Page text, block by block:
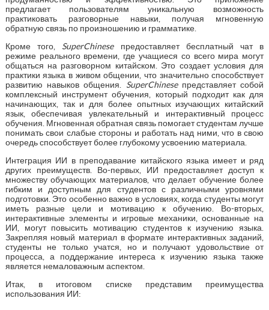
предлагает пользователям уникальную возможность
практиковать разговорные навыки, получая мгновенную
обратную связь по произношению и грамматике.
Кроме того, SuperChineseпредоставляет бесплатный чат в
режиме реального времени, где учащиеся со всего мира могут
общаться на разговорном китайском. Это создает условия для
практики языка в живом общении, что значительно способствует
развитию навыков общения. SuperChineseпредставляет собой
комплексный инструмент обучения, который подходит как для
начинающих, так и для более опытных изучающих китайский
язык, обеспечивая увлекательный и интерактивный процесс
обучения. Мгновенная обратная связь помогает студентам лучше
понимать свои слабые стороны и работать над ними, что в свою
очередь способствует более глубокому усвоению материала.
Интеграция ИИ в преподавание китайского языка имеет и ряд
других преимуществ. Во-первых, ИИ предоставляет доступ к
множеству обучающих материалов, что делает обучение более
гибким и доступным для студентов с различными уровнями
подготовки. Это особенно важно в условиях, когда студенты могут
иметь разные цели и мотивацию к обучению. Во-вторых,
интерактивные элементы и игровые механики, основанные на
ИИ, могут повысить мотивацию студентов к изучению языка.
Закрепляя новый материал в формате интерактивных заданий,
студенты не только учатся, но и получают удовольствие от
процесса, а поддержание интереса к изучению языка также
является немаловажным аспектом.
Итак, в итоговом списке представим преимущества
использования ИИ: